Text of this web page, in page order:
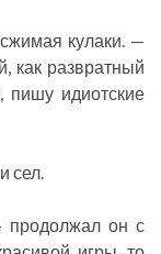
кулаки. —
как развратный
пишу идиотские
сел.
он с